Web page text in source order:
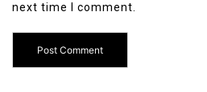
next time I comment.